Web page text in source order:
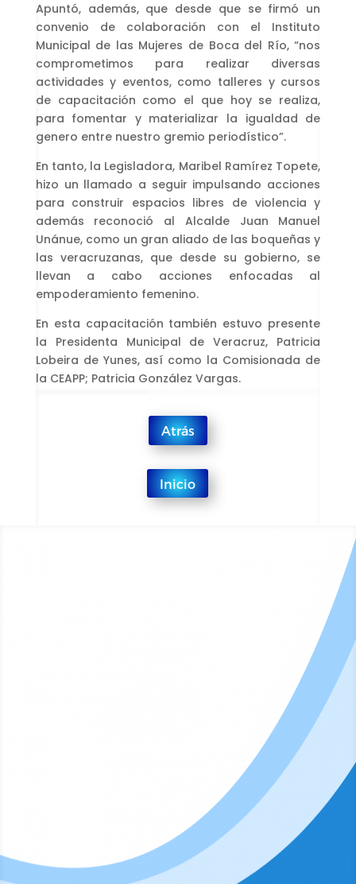
Apuntó, además, que desde que se firmó un
convenio de colaboración con el Instituto
Municipal de las Mujeres de Boca del Río, “nos
comprometimos para realizar diversas
actividades y eventos, como talleres y cursos
de capacitación como el que hoy se realiza,
para fomentar y materializar la igualdad de
genero entre nuestro gremio periodístico”.
En tanto, la Legisladora, Maribel Ramírez Topete,
hizo un llamado a seguir impulsando acciones
para construir espacios libres de violencia y
además reconoció al Alcalde Juan Manuel
Unánue, como un gran aliado de las boqueñas y
las veracruzanas, que desde su gobierno, se
llevan a cabo acciones enfocadas al
empoderamiento femenino.
En esta capacitación también estuvo presente
la Presidenta Municipal de Veracruz, Patricia
Lobeira de Yunes, así como la Comisionada de
la CEAPP; Patricia González Vargas.
Atrás
Inicio